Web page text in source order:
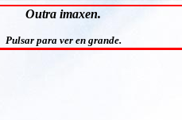
Outra imaxen.
Pulsar para ver en grande.